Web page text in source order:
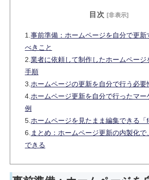
目次 [非表示]
1. 事前準備：ホームページを自分で更新
べきこと
2. 業者に依頼して制作したホームページ
手順
3. ホームページの更新を自分で行う必要
4. ホームページ更新を自分で行ったマ
例
5. ホームページを見たまま編集できる「
6. まとめ：ホームページ更新の内製化
できる